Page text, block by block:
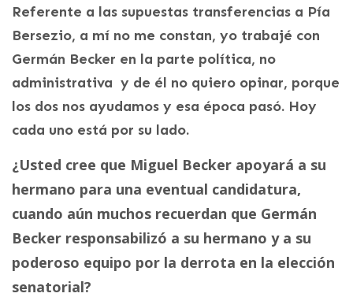
Referente a las supuestas transferencias a Pía
Bersezio, a mí no me constan, yo trabajé con
Germán Becker en la parte política, no
administrativa y de él no quiero opinar, porque
los dos nos ayudamos y esa época pasó. Hoy
cada uno está por su lado.
¿Usted cree que Miguel Becker apoyará a su
hermano para una eventual candidatura,
cuando aún muchos recuerdan que Germán
Becker responsabilizó a su hermano y a su
poderoso equipo por la derrota en la elección
senatorial?